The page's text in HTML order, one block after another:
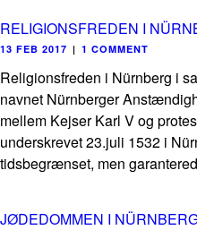
RELIGIONSFREDEN I
13 FEB 2017 | 1 COMMENT
Religionsfreden i Nürnberg i
navnet Nürnberger
mellem Kejser Karl V og
underskrevet 23.juli 1532 i
tidsbegrænset, men
JØDEDOMMEN I